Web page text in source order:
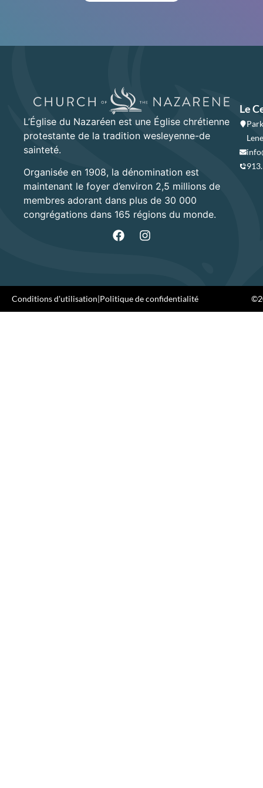
L’Église du Nazaréen est une Église chrétienne
protestante de la tradition wesleyenne-de
sainteté.
Organisée en 1908, la dénomination est
maintenant le foyer d’environ 2,5 millions de
membres adorant dans plus de 30 000
congrégations dans 165 régions du monde.
Le
Conditions d'utilisation|Politique de confidentialité